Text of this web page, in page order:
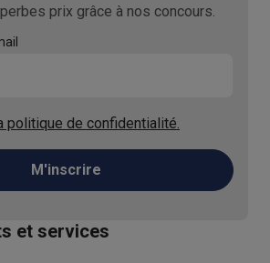
prix grâce à nos concours.
politique de confidentialité.
M'inscrire
et services